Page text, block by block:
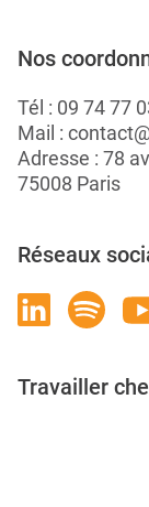
Nos
Tél : 09 74 77
Mail :
Adresse : 78
75008 Paris
Réseaux
Travailler